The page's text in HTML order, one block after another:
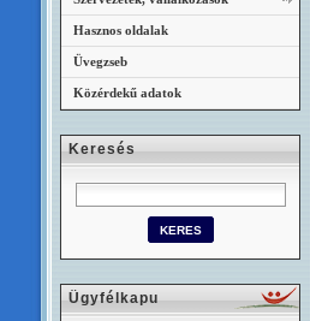
Hasznos oldalak
Üvegzseb
Közérdekű adatok
Keresés
Ügyfélkapu